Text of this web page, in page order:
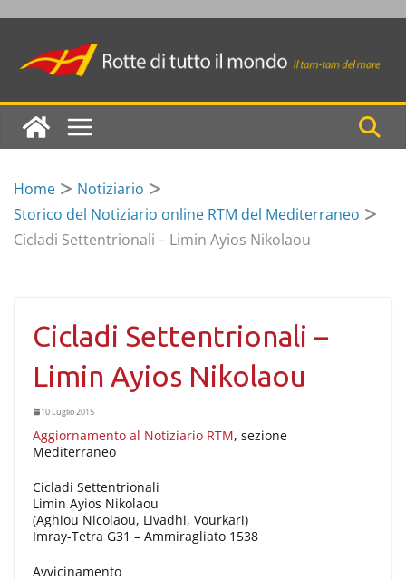
to
Home
Notiziario
Storico del Notiziario online RTM del Mediterraneo
Cicladi Settentrionali – Limin Ayios Nikolaou
Cicladi Settentrionali –
Limin Ayios Nikolaou
10 Luglio 2015
Aggiornamento al Notiziario RTM, sezione
Mediterraneo
Cicladi Settentrionali
Limin Ayios Nikolaou
(Aghiou Nicolaou, Livadhi, Vourkari)
Imray-Tetra G31 – Ammiragliato 1538
Avvicinamento